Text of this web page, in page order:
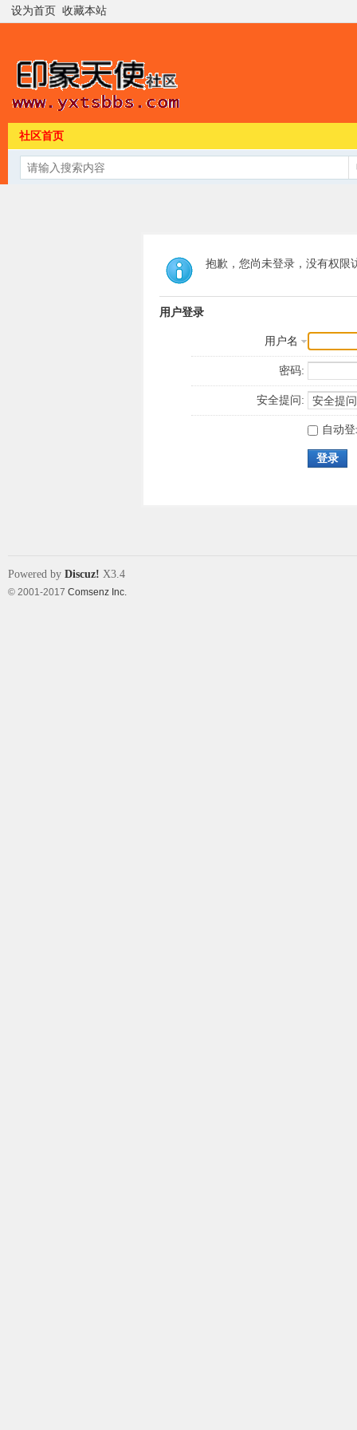
设为首页 收藏本站
社区首页
抱歉，您尚未登录，没有权限
用户登录
用户名
密码:
安全提问:
自动
登录
Powered by Discuz! X3.4
© 2001-2017 Comsenz Inc.